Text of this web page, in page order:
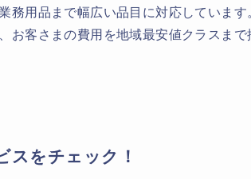
用品まで幅広い品目に対応しています
お客さまの費用を地域最安値クラスま
スをチェック！